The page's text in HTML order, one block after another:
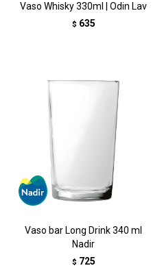
Vaso Whisky 330ml | Odin Lav
$ 635
Vaso bar Long Drink 340 ml
Nadir
$ 725